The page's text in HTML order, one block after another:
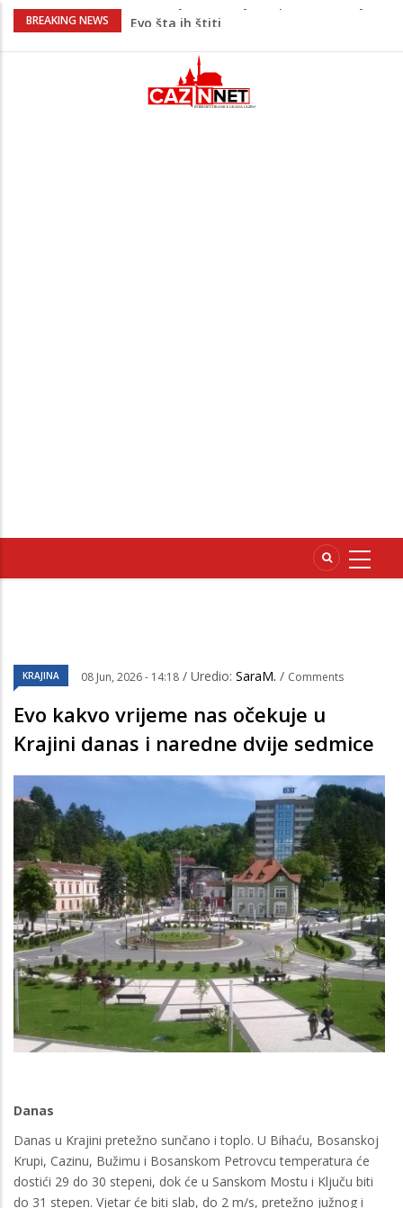
BREAKING NEWS
Krenuo u BiH sa 20 kilograma droge:
Juventus igra protiv Intera, Spaleti
razočarao navijače iz BiH
Užas: Uhapšen Italijan (45) kako
KRAJINA 08 Jun, 2026 - 14:18 / Uredio: SaraM. / Comments
Evo kakvo vrijeme nas očekuje u
Krajini danas i naredne dvije sedmice
Danas
Danas u Krajini pretežno sunčano i toplo. U Bihaću, Bosanskoj
Krupi, Cazinu, Bužimu i Bosanskom Petrovcu temperatura će
dostići 29 do 30 stepeni, dok će u Sanskom Mostu i Ključu biti
do 31 stepen. Vjetar će biti slab, do 2 m/s, pretežno južnog i